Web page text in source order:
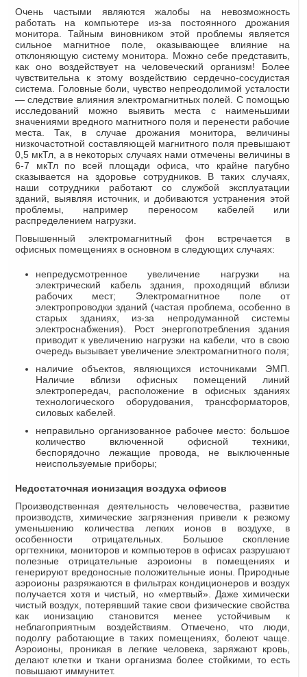
Очень частыми являются жалобы на невозможность
работать на компьютере из-за постоянного дрожания
монитора. Тайным виновником этой проблемы является
сильное магнитное поле, оказывающее влияние на
отклоняющую систему монитора. Можно себе представить,
как оно воздействует на человеческий организм! Более
чувствительна к этому воздействию сердечно-сосудистая
система. Головные боли, чувство непреодолимой усталости
— следствие влияния электромагнитных полей. С помощью
исследований можно выявить места с наименьшими
значениями вредного магнитного поля и перенести рабочие
места. Так, в случае дрожания монитора, величины
низкочастотной составляющей магнитного поля превышают
0,5 мкТл, а в некоторых случаях нами отмечены величины в
6-7 мкТл по всей площади офиса, что крайне пагубно
сказывается на здоровье сотрудников. В таких случаях,
наши сотрудники работают со службой эксплуатации
зданий, выявляя источник, и добиваются устранения этой
проблемы, например переносом кабелей или
распределением нагрузки.
Повышенный электромагнитный фон встречается в
офисных помещениях в основном в следующих случаях:
непредусмотренное увеличение нагрузки на
электрический кабель здания, проходящий вблизи
рабочих мест; Электромагнитное поле от
электропроводки зданий (частая проблема, особенно в
старых зданиях, из-за непродуманной системы
электроснабжения). Рост энергопотребления здания
приводит к увеличению нагрузки на кабели, что в свою
очередь вызывает увеличение электромагнитного поля;
наличие объектов, являющихся источниками ЭМП.
Наличие вблизи офисных помещений линий
электропередач, расположение в офисных зданиях
технологического оборудования, трансформаторов,
силовых кабелей.
неправильно организованное рабочее место: большое
количество включенной офисной техники,
беспорядочно лежащие провода, не выключенные
неиспользуемые приборы;
Недостаточная ионизация воздуха офисов
Производственная деятельность человечества, развитие
производств, химические загрязнения привели к резкому
уменьшению количества легких ионов в воздухе, в
особенности отрицательных. Большое скопление
оргтехники, мониторов и компьютеров в офисах разрушают
полезные отрицательные аэроионы в помещениях и
генерируют вредоносные положительные ионы. Природные
аэроионы разряжаются в фильтрах кондиционеров и воздух
получается хотя и чистый, но «мертвый». Даже химически
чистый воздух, потерявший такие свои физические свойства
как ионизацию становится менее устойчивым к
неблагоприятным воздействиям. Отмечено, что люди,
подолгу работающие в таких помещениях, болеют чаще.
Аэроионы, проникая в легкие человека, заряжают кровь,
делают клетки и ткани организма более стойкими, то есть
повышают иммунитет.